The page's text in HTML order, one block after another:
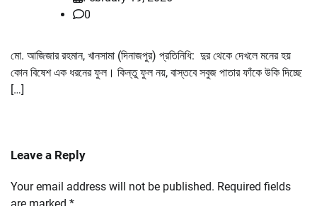
0
মো. আজিজার রহমান, খানসামা (দিনাজপুর) প্রতিনিধি: দুর থেকে দেখলে মনের হয়
কোন বিষেশ এক ধরনের ফুল। কিন্তু ফুল নয়, বাস্তবে সবুজ পাতার ফাঁকে উকি দিচ্ছে
[…]
Leave a Reply
Your email address will not be published. Required fields